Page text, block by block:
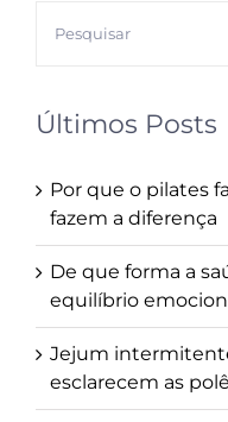
resultados
Últimos Posts
Por que o pilates
fazem a diferença
De que forma a
equilíbrio
Jejum
esclarecem as